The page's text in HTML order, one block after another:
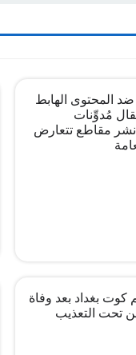
المحتوى الهابط
مُدوِّنات
مقاطع تتعارض
كوت بغداد بعد وفاة
تحت التعذيب